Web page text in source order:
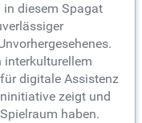
diesem Spagat
digitale Assistenz
zeigt und
haben.